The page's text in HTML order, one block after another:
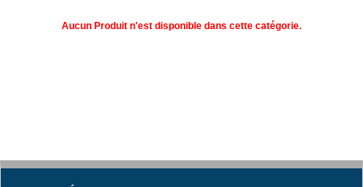
Aucun Produit n'est disponible dans cette catégorie.